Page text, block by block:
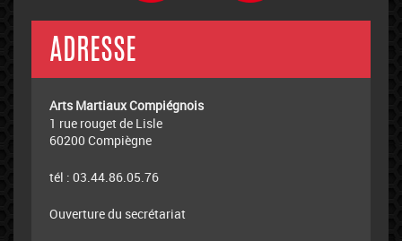
ADRESSE
Arts Martiaux Compiégnois
1 rue rouget de Lisle
60200 Compiègne
tél : 03.44.86.05.76
Ouverture du secrétariat